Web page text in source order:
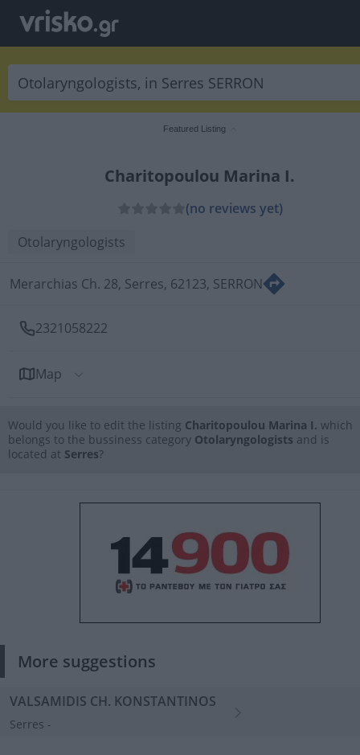
Featured Listing
Charitopoulou Marina I.
(no reviews yet)
Otolaryngologists
Merarchias Ch. 28, Serres, 62123, SERRON
2321058222
Map
Would you like to edit the listing Charitopoulou Marina I. which
belongs to the bussiness category Otolaryngologists and is
located at Serres?
More suggestions
VALSAMIDIS CH. KONSTANTINOS
Serres -